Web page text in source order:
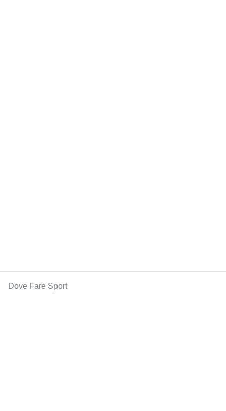
Dove Fare Sport